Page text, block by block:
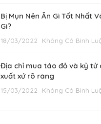
Bị Mụn Nên Ăn Gì Tốt Nhất
Gì?
18/03/2022 Không Có Bình
Địa chỉ mua táo đỏ và kỷ tử
xuất xứ rõ ràng
15/03/2022 Không Có Bình